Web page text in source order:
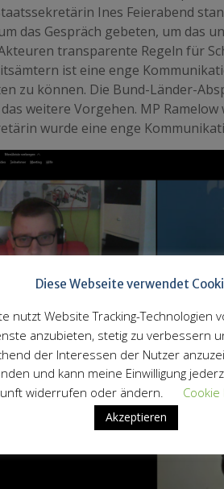
Ines Feierabend
das Gespräch gebeten, um das
transparente Regeln für
ist eine enge
zu können. Die Bund-Länder-
weitere Vorgehen. MP
wurde eine enge
Diese Webseite verwendet
nutzt Website Tracking-Technologien
anzubieten, stetig zu verbessern
der Interessen der Nutzer
und kann meine Einwilligung
widerrufen oder ändern.
Akzeptieren